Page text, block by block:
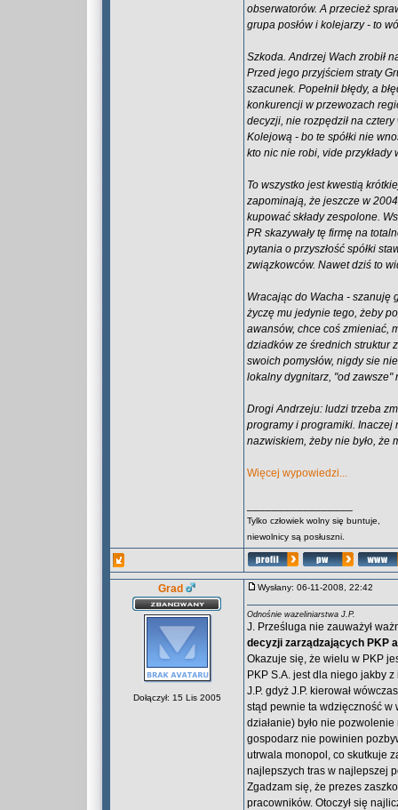
obserwatorów. A przecież
grupa posłów i kolejarzy - to
Szkoda. Andrzej Wach zrobił
Przed jego przyjściem straty
szacunek. Popełnił błędy, a
konkurencji w przewozach
decyzji, nie rozpędził na
Kolejową - bo te spółki nie
kto nic nie robi, vide
To wszystko jest kwestią
zapominają, że jeszcze w
kupować składy zespolone.
PR skazywały tę firmę na
pytania o przyszłość spółki
związkowców. Nawet dziś to
Wracając do Wacha - szanuję
życzę mu jedynie tego, żeby
awansów, chce coś zmieniać,
dziadków ze średnich struktur
swoich pomysłów, nigdy sie
lokalny dygnitarz, "od zawsze"
Drogi Andrzeju: ludzi trzeba
programy i programiki. Inaczej
nazwiskiem, żeby nie było, że
Więcej wypowiedzi...
Tylko człowiek wolny się buntuje,
niewolnicy są posłuszni.
Grad
Dołączył: 15 Lis 2005
Wysłany: 06-11-2008, 22:42
Odnośnie wazeliniarstwa J.P.
J. Prześluga nie zauważył
decyzji zarządzających PKP
Okazuje się, że wielu w PKP
PKP S.A. jest dla niego jakby
J.P. gdyż J.P. kierował
stąd pewnie ta wdzięczność w
działanie) było nie
gospodarz nie powinien
utrwala monopol, co skutkuje
najlepszych tras w najlepszej
Zgadzam się, że prezes
pracowników. Otoczył się